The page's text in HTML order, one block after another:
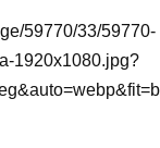
59770/33/59770-
1920x1080.jpg?